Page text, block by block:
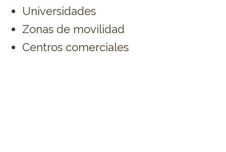
Universidades
Zonas de movilidad
Centros comerciales